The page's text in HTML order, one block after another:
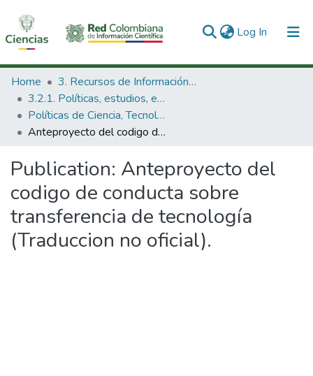
Log In (current)
Communities & Collections
All of DSpace
Statistics
Home
3. Recursos de Información Científica y Tecnológica
3.2.1. Políticas, estudios, evaluaciones e indicadores de CTeI
Políticas de Ciencia, Tecnología e Innovación
Anteproyecto del codigo de conducta sobre transferencia de tecnología (Traduccion no oficial).
Publication: Anteproyecto del
codigo de conducta sobre
transferencia de tecnología
(Traduccion no oficial).